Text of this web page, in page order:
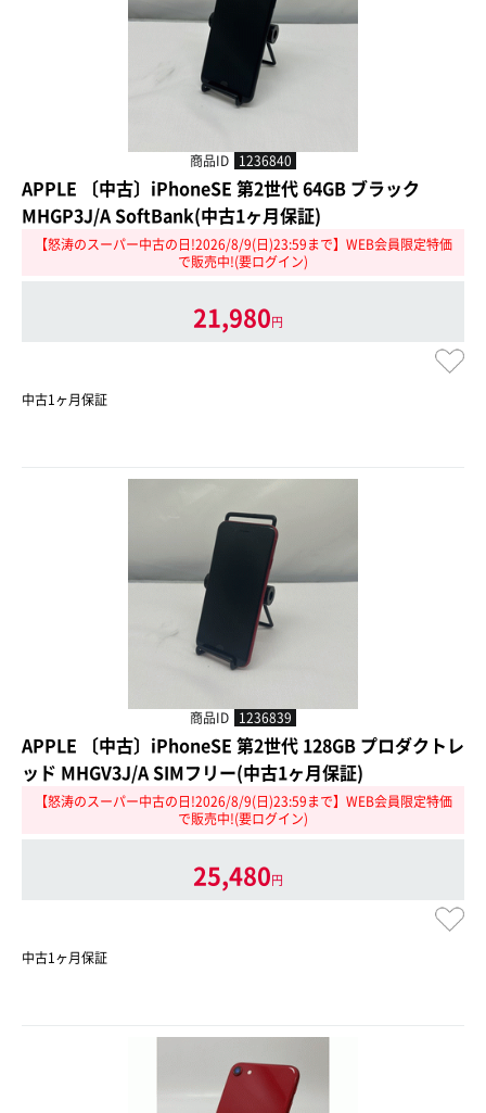
商品ID 1236840
APPLE 〔中古〕iPhoneSE 第2世代 64GB ブラック
MHGP3J/A SoftBank(中古1ヶ月保証)
【怒涛のスーパー中古の日!2026/8/9(日)23:59まで】WEB会員限定特価
で販売中!(要ログイン)
21,980円
中古1ヶ月保証
商品ID 1236839
APPLE 〔中古〕iPhoneSE 第2世代 128GB プロダクトレ
ッド MHGV3J/A SIMフリー(中古1ヶ月保証)
【怒涛のスーパー中古の日!2026/8/9(日)23:59まで】WEB会員限定特価
で販売中!(要ログイン)
25,480円
中古1ヶ月保証